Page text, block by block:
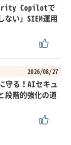
Copilotで
ない」SIEM運用
2026/08/27
守る！AIセキュ
段階的強化の道